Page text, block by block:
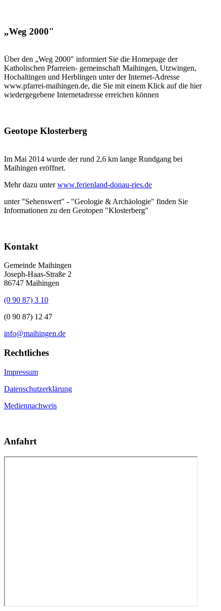
„Weg 2000"
Über den „Weg 2000" informiert Sie die Homepage der
Katholischen Pfarreien- gemeinschaft Maihingen, Utzwingen,
Hochaltingen und Herblingen unter der Internet-Adresse
www.pfarrei-maihingen.de, die Sie mit einem Klick auf die hier
wiedergegebene Internetadresse erreichen können
Geotope Klosterberg
Im Mai 2014 wurde der rund 2,6 km lange Rundgang bei
Maihingen eröffnet.
Mehr dazu unterwww.ferienland-donau-ries.de
unter "Sehenswert" - "Geologie & Archäologie" finden Sie
Informationen zu den Geotopen "Klosterberg"
Kontakt
Gemeinde Maihingen
Joseph-Haas-Straße 2
86747 Maihingen
(0 90 87) 3 10
(0 90 87) 12 47
info@maihingen.de
Rechtliches
Impressum
Datenschutzerklärung
Mediennachweis
Anfahrt